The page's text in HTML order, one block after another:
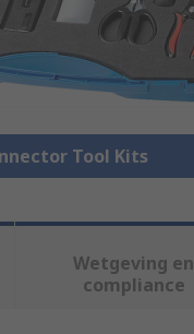
Tool Kits
Wetgeving en
compliance